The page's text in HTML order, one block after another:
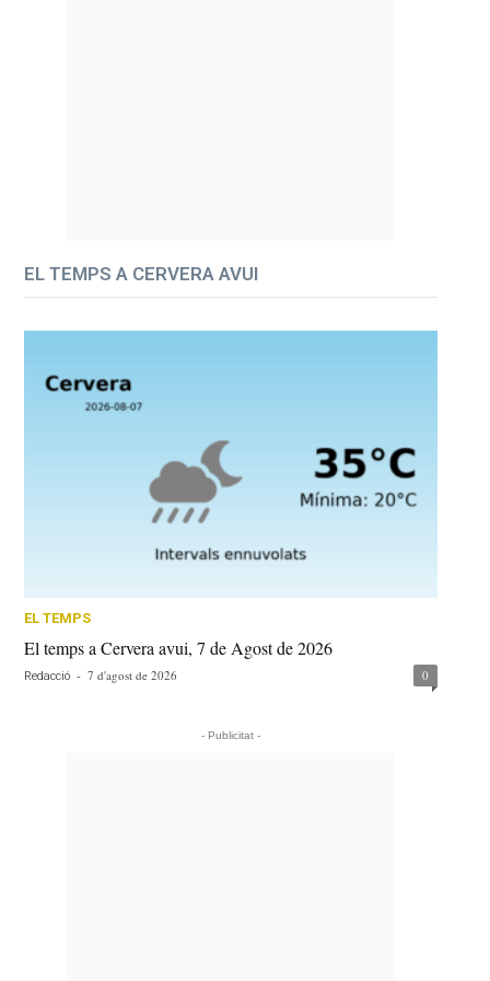
EL TEMPS A CERVERA AVUI
EL TEMPS
El temps a Cervera avui, 7 de Agost de 2026
Redacció - 7 d'agost de 2026 0
- Publicitat -